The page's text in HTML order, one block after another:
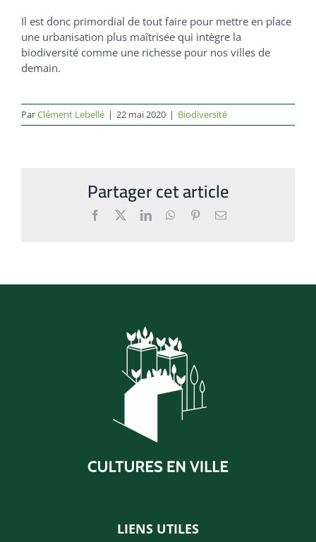
Il est donc primordial de tout faire pour mettre en place
une urbanisation plus maîtrisée qui intègre la
biodiversité comme une richesse pour nos villes de
demain.
ParClément Lebellé | 22 mai 2020 | Biodiversité
Partager cet article
Facebook LinkedInWhatsApp
PinterestEmail
LIENS UTILES